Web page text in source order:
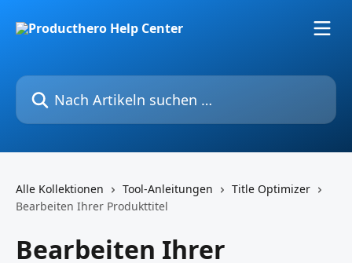
Nach Artikeln suchen …
Alle Kollektionen Tool-Anleitungen
Title Optimizer
Bearbeiten Ihrer Produkttitel
Bearbeiten Ihrer